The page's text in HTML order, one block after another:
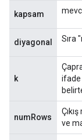
kapsam
diyagonal Sıra
k
ifade
numRows
ve